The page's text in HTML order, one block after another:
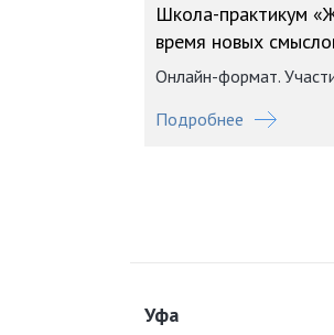
Школа-практикум
время новых
Онлайн-формат.
Подробнее
Уфа